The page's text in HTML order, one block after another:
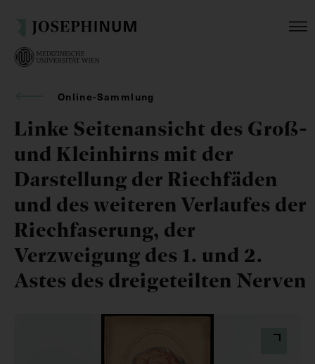
Online-Sammlung
Linke Seitenansicht des Groß-
und Kleinhirns mit der
Darstellung der Riechfäden
und des weiteren Verlaufes der
Riechfaserung, der
Verzweigung des 1. und 2.
Astes des dreigeteilten Nerven